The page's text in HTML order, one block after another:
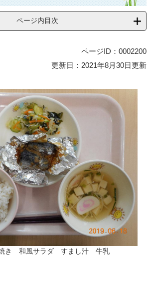
ページ内目次
ページID：0002200
更新日：2021年8月30日更新
き 和風サラダ すまし汁 牛乳